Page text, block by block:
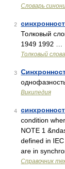
Словарь
2
Толковый
1949 1992 …
Толковый
3
Википедия
4
condition
NOTE 1
defined in
are in
Справочник